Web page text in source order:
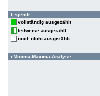
Legende
vollständig ausgezählt
teilweise ausgezählt
noch nicht ausgezählt
Minima-Maxima-Analyse